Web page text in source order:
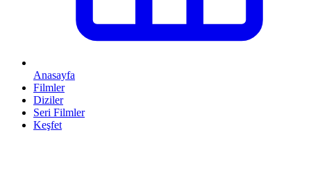
Anasayfa
Filmler
Diziler
Seri Filmler
Keşfet